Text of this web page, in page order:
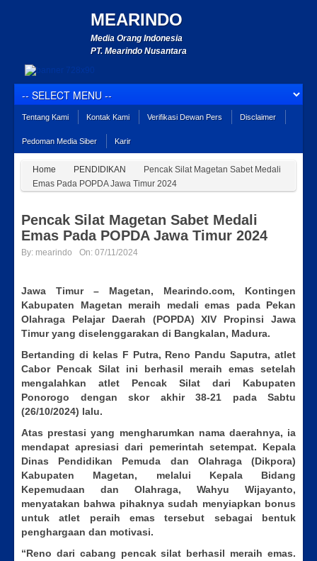
MEARINDO
Media Orang Indonesia
PT. Mearindo Nusantara
Tentang Kami Kontak Kami Verifikasi Dewan Pers Disclaimer
Pedoman Media Siber Karir
Home PENDIDIKAN
Pencak Silat Magetan Sabet Medali
Emas Pada POPDA Jawa Timur 2024
Pencak Silat Magetan Sabet Medali
Emas Pada POPDA Jawa Timur 2024
By: mearindo On: 07/11/2024
Jawa Timur – Magetan, Mearindo.com, Kontingen
Kabupaten Magetan meraih medali emas pada Pekan
Olahraga Pelajar Daerah (POPDA) XIV Propinsi Jawa
Timur yang diselenggarakan di Bangkalan, Madura.
Bertanding di kelas F Putra, Reno Pandu Saputra, atlet
Cabor Pencak Silat ini berhasil meraih emas setelah
mengalahkan atlet Pencak Silat dari Kabupaten
Ponorogo dengan skor akhir 38-21 pada Sabtu
(26/10/2024) lalu.
Atas prestasi yang mengharumkan nama daerahnya, ia
mendapat apresiasi dari pemerintah setempat. Kepala
Dinas Pendidikan Pemuda dan Olahraga (Dikpora)
Kabupaten Magetan, melalui Kepala Bidang
Kepemudaan dan Olahraga, Wahyu Wijayanto,
menyatakan bahwa pihaknya sudah menyiapkan bonus
untuk atlet peraih emas tersebut sebagai bentuk
penghargaan dan motivasi.
“Reno dari cabang pencak silat berhasil meraih emas.